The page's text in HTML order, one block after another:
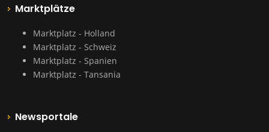
Marktplätze
Marktplatz - Holland
Marktplatz - Schweiz
Marktplatz - Spanien
Marktplatz - Tansania
Newsportale